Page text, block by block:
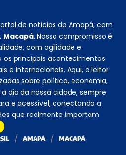
de notícias do Amapá, com
Macapá. Nosso compromisso é
com agilidade e
os principais acontecimentos
e internacionais. Aqui, o leitor
sobre política, economia,
dia da nossa cidade, sempre
e acessível, conectando a
que realmente importam
AMAPÁ MACAPÁ